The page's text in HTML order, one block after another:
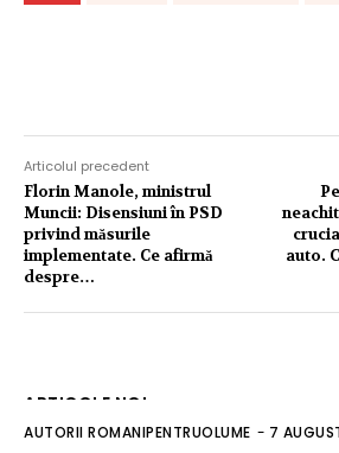
Articolul precedent
Florin Manole, ministrul
Muncii: Disensiuni în PSD
privind măsurile
implementate. Ce afirmă
despre…
auto.
ARTICOLE NOI
AUTORII ROMANIPENTRUOLUME - 7